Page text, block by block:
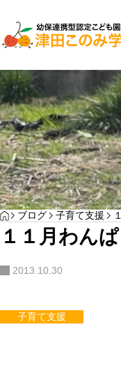
子育て支援
わんぱく通信7月号
サンプル
HOME
ブログ 子育て支援
１１月わん
2013.10.30
子育て支援